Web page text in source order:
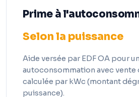
Prime à
Selon la puissance
Aide versée par EDF OA pour
autoconsommation avec vente
calculée par kWc (montant
puissance).